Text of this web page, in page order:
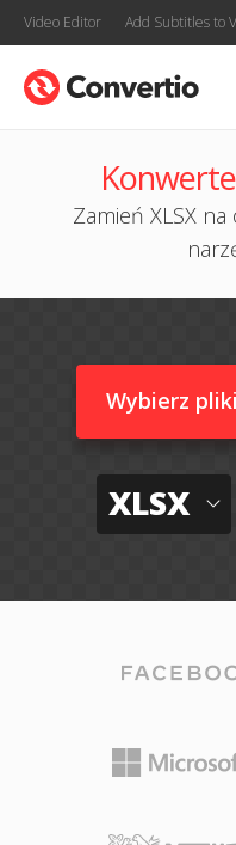
Video Editor Add Subtitles to
Zamień XLSX
Wybierz pliki
XLSX